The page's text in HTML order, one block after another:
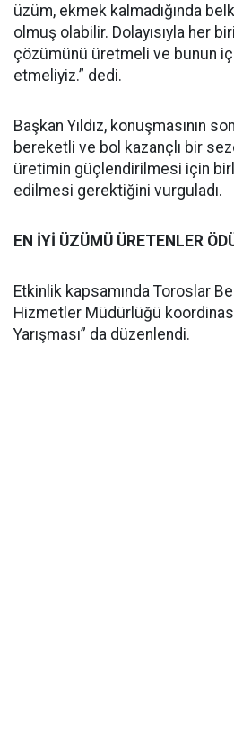
üzüm, ekmek kalmadığında
olmuş olabilir. Dolayısıyla her
çözümünü üretmeli ve bunun
etmeliyiz.” dedi.
Başkan Yıldız, konuşmasının
bereketli ve bol kazançlı bir
üretimin güçlendirilmesi için
edilmesi gerektiğini vurguladı.
EN İYİ ÜZÜMÜ ÜRETENLER
Etkinlik kapsamında Toroslar
Hizmetler Müdürlüğü
Yarışması” da düzenlendi.